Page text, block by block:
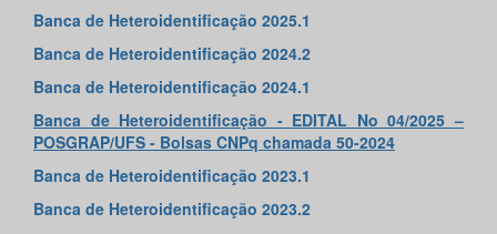
Banca de Heteroidentificação 2025.1
Banca de Heteroidentificação 2024.2
Banca de Heteroidentificação 2024.1
Banca de Heteroidentificação - EDITAL No 04/2025 –
POSGRAP/UFS - Bolsas CNPq chamada 50-2024
Banca de Heteroidentificação 2023.1
Banca de Heteroidentificação 2023.2